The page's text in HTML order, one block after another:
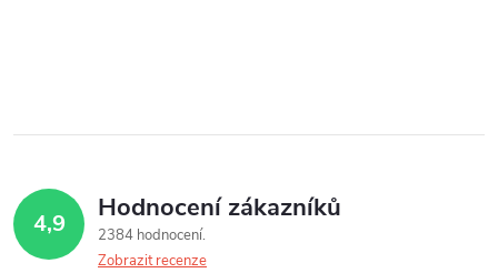
r
v
í
4,9 Hodnocení zákazníků
2384 hodnocení
Zobrazit recenze